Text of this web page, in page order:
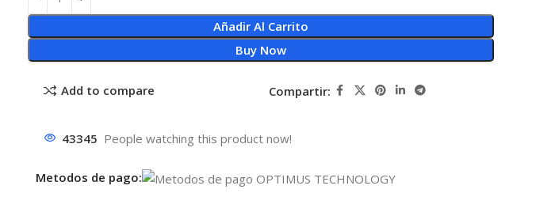
Añadir Al Carrito
Buy Now
Add to compare Compartir:
43345 People watching this product now!
Metodos de pago: